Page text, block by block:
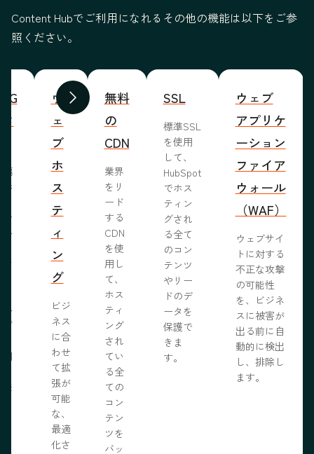
Content Hubでご利用になれるその他の機能は以下をご参
照ください。
前へ 次へ
編
形
ル
ル
ブ
ウ
ェ
ブ
ホ
ス
テ
ィ
ン
グ
ビジ
ネス
に合
わせ
て拡
張が
可能
な、
最適
化さ
無料
の
CDN
業界
をリ
ード
する
CDN
を使
用し
て、
ホス
ティ
ング
され
てい
る全
ての
コン
テン
ツを
バッ
SSL
標準SSL
を使用
して、
HubSpot
でホス
ティン
グされ
る全て
のコン
テンツ
やリー
ドのデ
ータを
保護で
きま
す。
ウェブ
アプリケ
ーション
ファイア
ウォール
（WAF）
ウェブサイ
トに対する
不正な攻撃
の可能性
を、ビジネ
スに被害が
出る前に自
動的に検出
し、排除し
ます。